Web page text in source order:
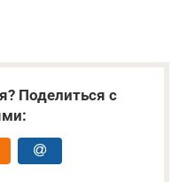
Поделиться с